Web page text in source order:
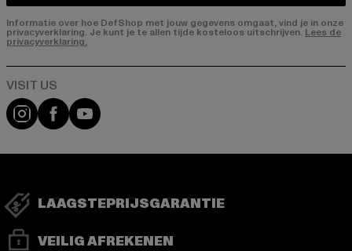
Informatie over hoe DefShop met jouw gegevens omgaat, vind je in onze
privacyverklaring. Je kunt je te allen tijde kosteloos uitschrijven. Lees de
privacyverklaring.
Visit our Instagram page:
Visit our Facebook page:
Visit our YouTube channel:
LAAGSTEPRIJSGARANTIE
VEILIG AFREKENEN